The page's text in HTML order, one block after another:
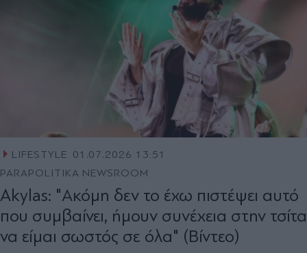
LIFESTYLE 01.07.2026 13:51
PARAPOLITIKA NEWSROOM
Akylas: "Ακόμη δεν το έχω πιστέψει αυτό
που συμβαίνει, ήμουν συνέχεια στην τσίτα
να είμαι σωστός σε όλα" (Βίντεο)